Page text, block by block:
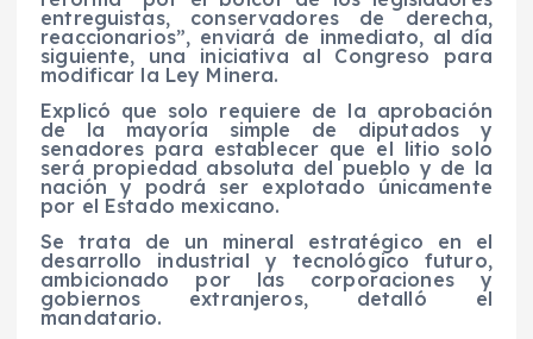
entreguistas, conservadores de derecha,
reaccionarios”, enviará de inmediato, al día
siguiente, una iniciativa al Congreso para
modificar la Ley Minera.
Explicó que solo requiere de la aprobación
de la mayoría simple de diputados y
senadores para establecer que el litio solo
será propiedad absoluta del pueblo y de la
nación y podrá ser explotado únicamente
por el Estado mexicano.
Se trata de un mineral estratégico en el
desarrollo industrial y tecnológico futuro,
ambicionado por las corporaciones y
gobiernos extranjeros, detalló el
mandatario.